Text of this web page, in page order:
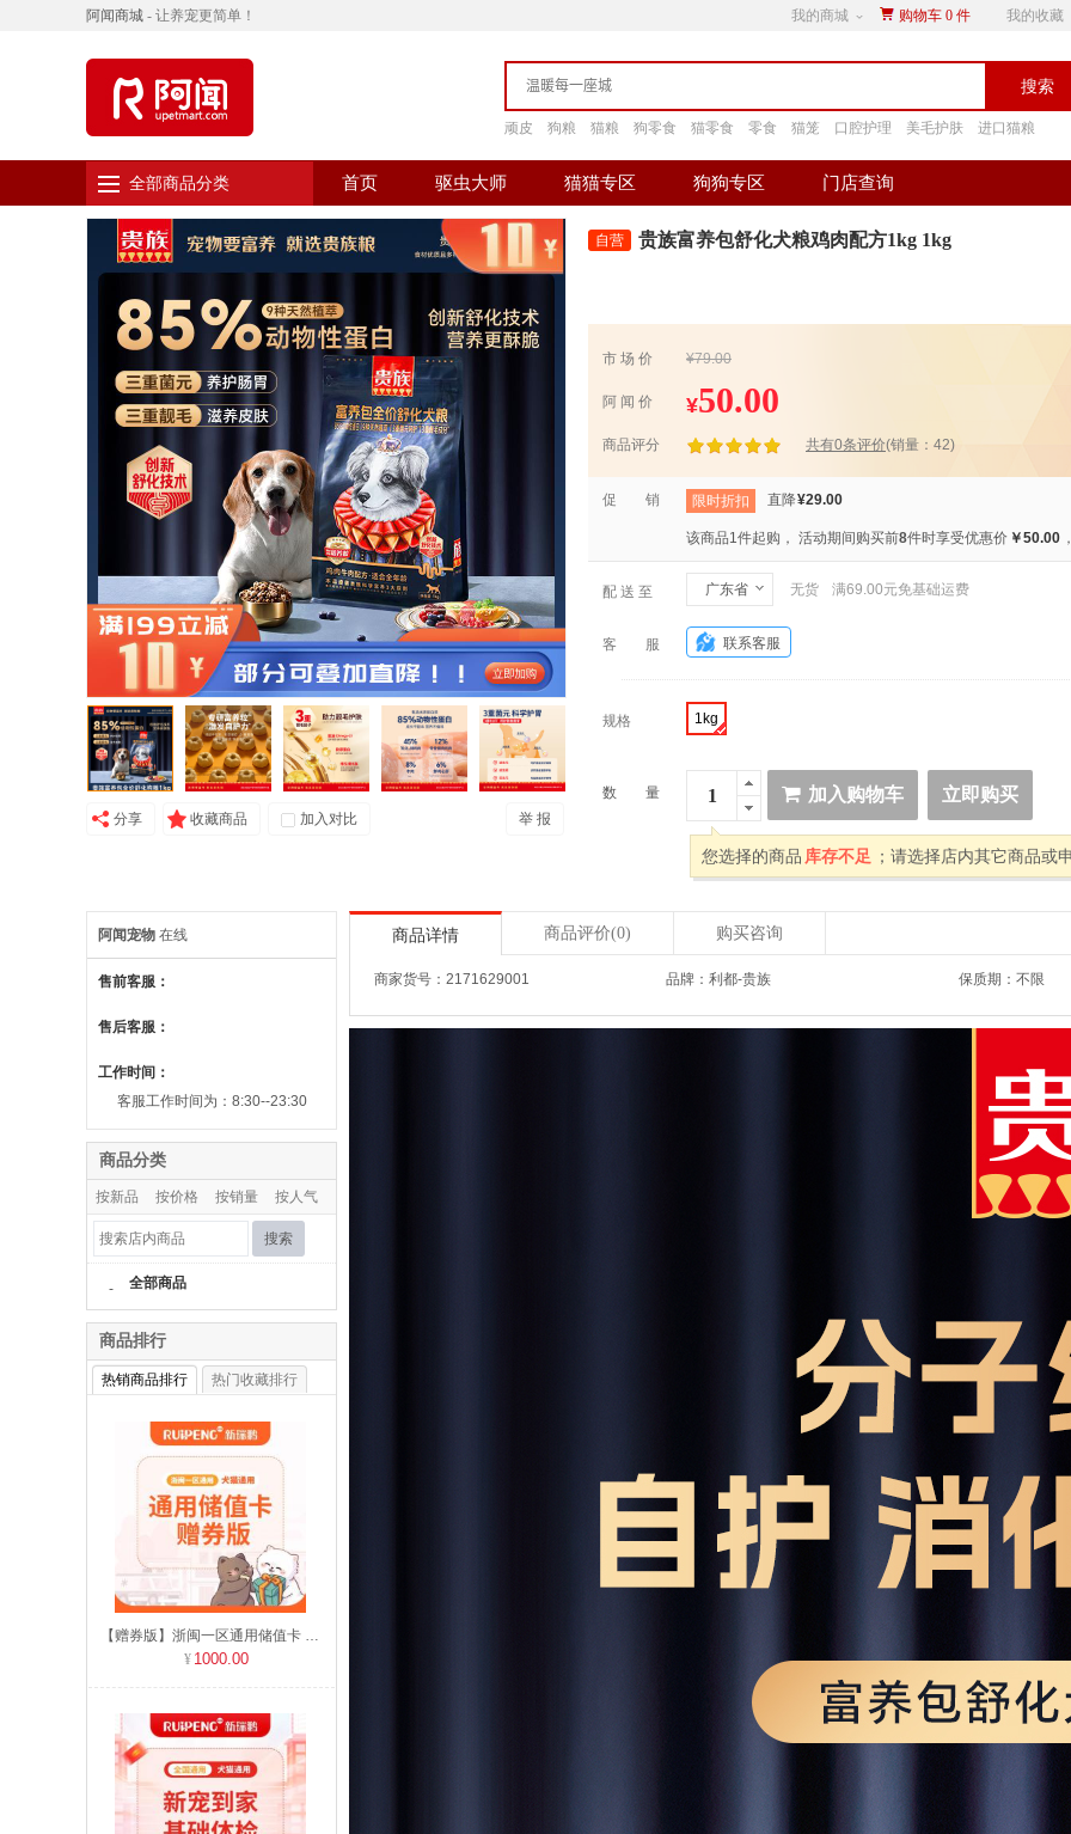
阿闻商城 - 让养宠更简单！ 我的商城 购物车 0 件 我的收藏
搜索
顽皮 狗粮 猫粮 狗零食 猫零食 零食 猫笼 口腔护理 美毛护肤 进口猫粮
全部商品分类 首页 驱虫大师 猫猫专区 狗狗专区 门店查询
贵族富养包舒化犬粮鸡肉配方1kg 1kg
市 场 价 ¥79.00
阿 闻 价 ¥50.00
商品评分 共有0条评价(销量：42)
促 销 限时折扣 直降¥29.00
该商品1件起购， 活动期间购买前8件时享受优惠价 ￥50.00
配 送 至 广东省 无货 满69.00元免基础运费
客 服 联系客服
规格 1kg
数 量
您选择的商品 库存不足 ；请选择店内其它商品或
加入购物车 立即购买
分享 收藏商品 加入对比 举 报
商品详情 商品评价(0) 购买咨询
商家货号：2171629001 品牌：利都-贵族 保质期：不限
阿闻宠物 在线
售前客服：
售后客服：
工作时间：
客服工作时间为：8:30--23:30
商品分类
按新品 按价格 按销量 按人气
搜索
- 全部商品
商品排行
热销商品排行 热门收藏排行
【赠券版】浙闽一区通用储值卡 充值1000送60
1000.00